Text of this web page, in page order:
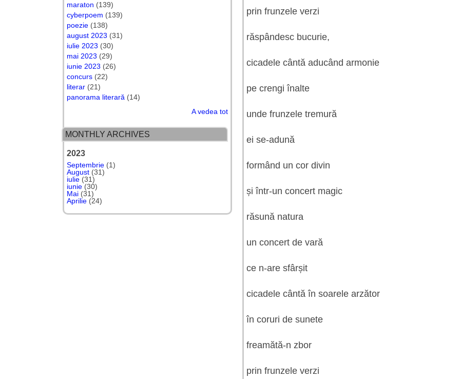
prin frunzele verzi
răspândesc bucurie,
cicadele cântă aducând armonie
pe crengi înalte
unde frunzele tremură
ei se-adună
formând un cor divin
și într-un concert magic
răsună natura
un concert de vară
ce n-are sfârșit
cicadele cântă în soarele arzător
în coruri de sunete
freamătă-n zbor
prin frunzele verzi
maraton (139)
cyberpoem (139)
poezie (138)
august 2023 (31)
iulie 2023 (30)
mai 2023 (29)
iunie 2023 (26)
concurs (22)
literar (21)
panorama literară (14)
A vedea tot
MONTHLY ARCHIVES
2023
Septembrie (1)
August (31)
iulie (31)
iunie (30)
Mai (31)
Aprilie (24)